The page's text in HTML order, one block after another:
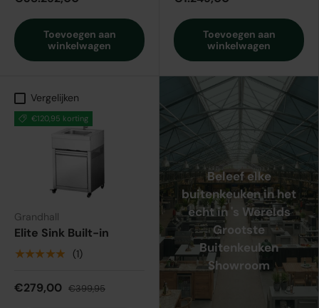
Toevoegen aan
winkelwagen
Toevoegen aan
winkelwagen
Vergelijken
€120,95 korting
Grandhall
Elite Sink Built-in
★★★★★ (1)
€279,00 €399,95
Beleef elke
buitenkeuken in het
echt in 's Werelds
Grootste
Buitenkeuken
Showroom